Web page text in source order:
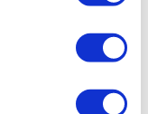
bedden is geen
comfortabel is.
gewijzigd worden.